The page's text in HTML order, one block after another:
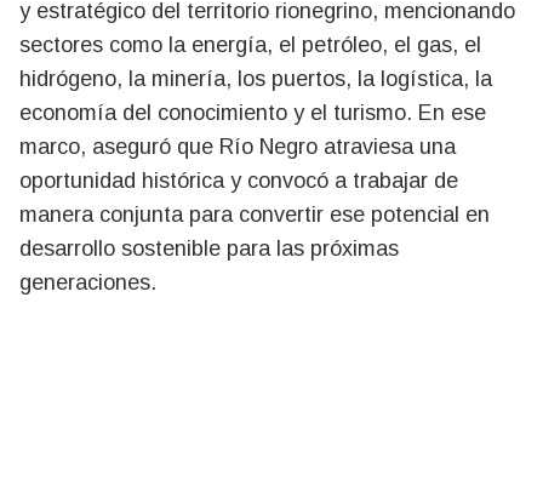
y estratégico del territorio rionegrino, mencionando
sectores como la energía, el petróleo, el gas, el
hidrógeno, la minería, los puertos, la logística, la
economía del conocimiento y el turismo. En ese
marco, aseguró que Río Negro atraviesa una
oportunidad histórica y convocó a trabajar de
manera conjunta para convertir ese potencial en
desarrollo sostenible para las próximas
generaciones.